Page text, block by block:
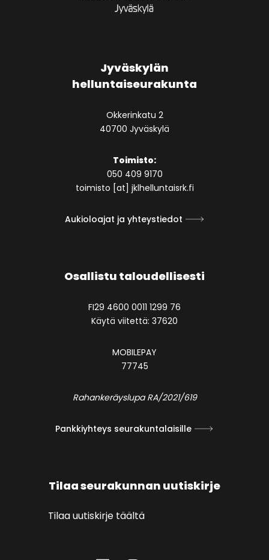
Jyväskylän
helluntaiseurakunta
Okkerinkatu 2
40700 Jyväskylä
Toimisto:
050 409 9170
toimisto [at] jklhelluntaisrk.fi
Aukioloajat ja yhteystiedot
Osallistu taloudellisesti
FI29 4600 0011 1299 76
Käytä viitettä: 37620
MOBILEPAY
77745
Rahankeräyslupa RA/2021/619
Pankkiyhteys seurakuntalaisille
Tilaa seurakunnan uutiskirje
Tilaa uutiskirje täältä